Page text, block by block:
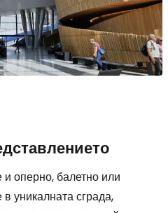
оперно, балетно или
уникалната сграда,